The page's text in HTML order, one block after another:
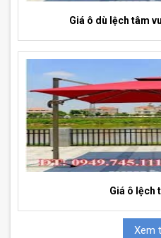
Giá ô dù lệch tâm
Giá ô lệch
Xem